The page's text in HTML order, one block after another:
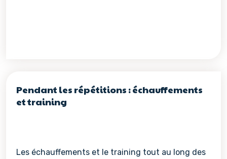
Pendant les répétitions : échauffements
et training
Les échauffements et le training tout au long des